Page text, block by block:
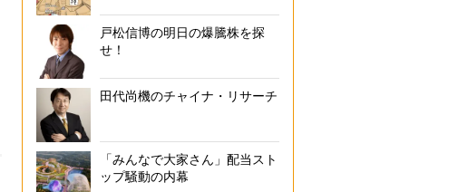
戸松信博の明日の爆騰株を探
せ！
田代尚機のチャイナ・リサーチ
「みんなで大家さん」配当スト
ップ騒動の内幕